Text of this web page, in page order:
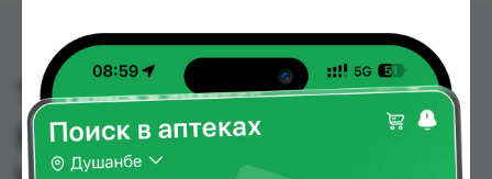
TOP РОЛИК
НЕВИДИМЫЙ ДЛЯ